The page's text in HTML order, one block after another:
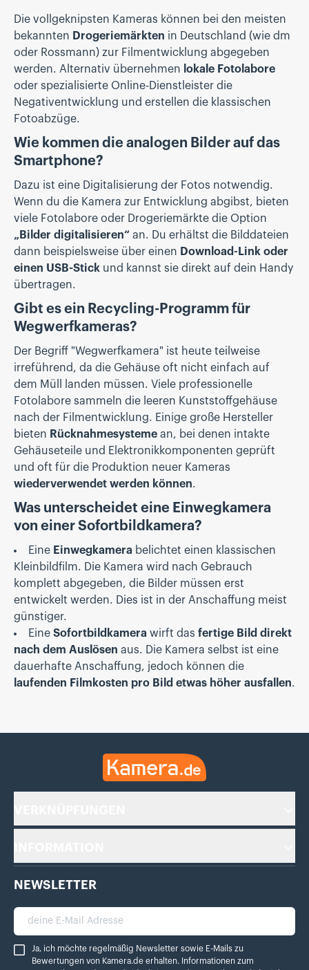
Die vollgeknipsten Kameras können bei den meisten
bekannten Drogeriemärkten in Deutschland (wie dm
oder Rossmann) zur Filmentwicklung abgegeben
werden. Alternativ übernehmen lokale Fotolabore
oder spezialisierte Online-Dienstleister die
Negativentwicklung und erstellen die klassischen
Fotoabzüge.
Wie kommen die analogen Bilder auf das
Smartphone?
Dazu ist eine Digitalisierung der Fotos notwendig.
Wenn du die Kamera zur Entwicklung abgibst, bieten
viele Fotolabore oder Drogeriemärkte die Option
„Bilder digitalisieren“ an. Du erhältst die Bilddateien
dann beispielsweise über einen Download-Link oder
einen USB-Stick und kannst sie direkt auf dein Handy
übertragen.
Gibt es ein Recycling-Programm für
Wegwerfkameras?
Der Begriff "Wegwerfkamera" ist heute teilweise
irreführend, da die Gehäuse oft nicht einfach auf
dem Müll landen müssen. Viele professionelle
Fotolabore sammeln die leeren Kunststoffgehäuse
nach der Filmentwicklung. Einige große Hersteller
bieten Rücknahmesysteme an, bei denen intakte
Gehäuseteile und Elektronikkomponenten geprüft
und oft für die Produktion neuer Kameras
wiederverwendet werden können.
Was unterscheidet eine Einwegkamera
von einer Sofortbildkamera?
Eine Einwegkamera belichtet einen klassischen
Kleinbildfilm. Die Kamera wird nach Gebrauch
komplett abgegeben, die Bilder müssen erst
entwickelt werden. Dies ist in der Anschaffung meist
günstiger.
Eine Sofortbildkamera wirft das fertige Bild direkt
nach dem Auslösen aus. Die Kamera selbst ist eine
dauerhafte Anschaffung, jedoch können die
laufenden Filmkosten pro Bild etwas höher ausfallen.
Kamera.de
NEWSLETTER
deine E-Mail Adresse
Ja, ich möchte regelmäßig Newsletter sowie E-Mails zu Bewertungen von
Ja, ich möchte regelmäßig Newsletter sowie E-Mails zu
Bewertungen von Kamera.de erhalten. Informationen zum